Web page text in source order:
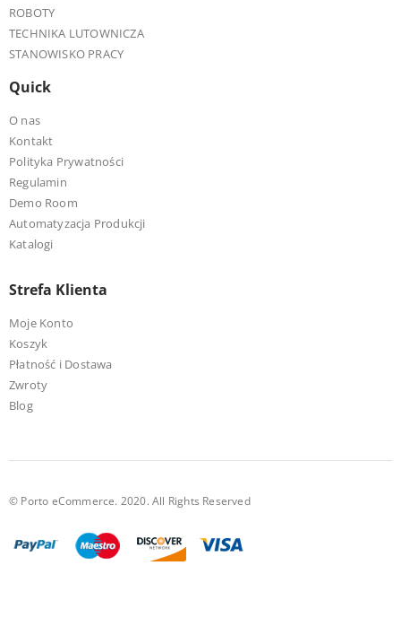
ROBOTY
TECHNIKA LUTOWNICZA
STANOWISKO PRACY
Quick
O nas
Kontakt
Polityka Prywatności
Regulamin
Demo Room
Automatyzacja Produkcji
Katalogi
Strefa Klienta
Moje Konto
Koszyk
Płatność i Dostawa
Zwroty
Blog
© Porto eCommerce. 2020. All Rights Reserved